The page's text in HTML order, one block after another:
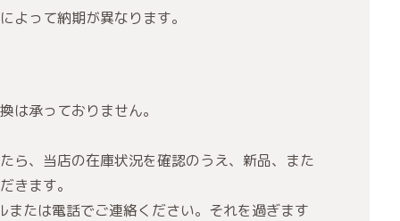
よって納期が異なります。
は承っておりません。
ら、当店の在庫状況を確認のうえ、新品、また
きます。
または電話でご連絡ください。それを過ぎます